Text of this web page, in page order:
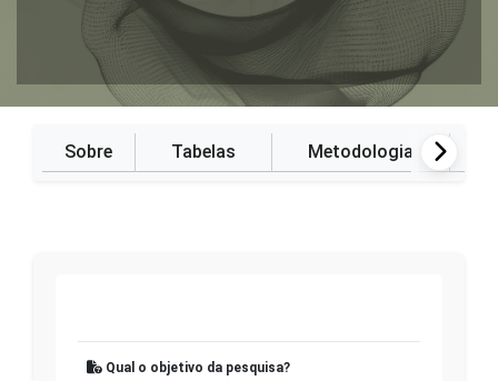
Sobre Tabelas Metodologia
Qual o objetivo da pesquisa?